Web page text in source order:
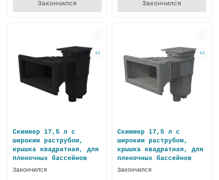
Закончился Закончился
Скиммер 17,5 л с
широким раструбом,
крышка квадратная, для
пленoчных бассейнов
Закончился
Скиммер 17,5 л с
широким раструбом,
крышка квадратная, для
пленочных басcейнов
Закончился